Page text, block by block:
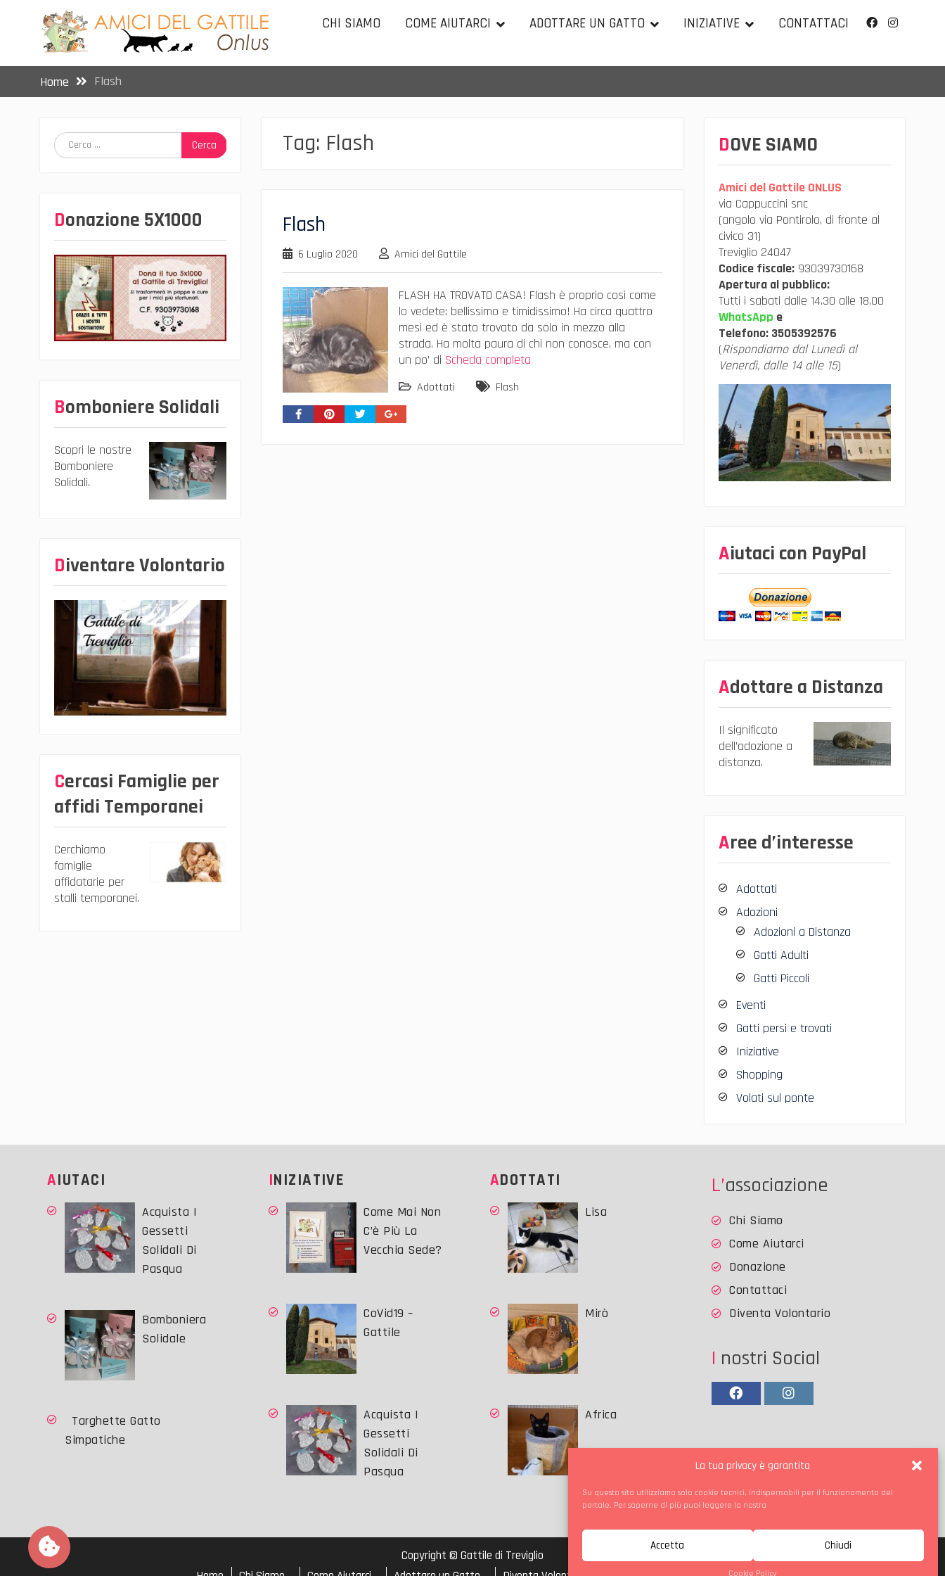
La tua privacy è garantita
Su questo sito utilizziamo solo cookie tecnici, indispensabili per il funzionamento del
portale. Per saperne di più puoi leggere la nostra
Accetta Chiudi
Cookie Policy
CHI SIAMO COME AIUTARCI ADOTTARE UN GATTO INIZIATIVE CONTATTACI
Home Flash
Tag: Flash
Flash
6 Luglio 2020 Amici del Gattile
FLASH HA TROVATO CASA! Flash è proprio così come
lo vedete: bellissimo e timidissimo! Ha circa quattro
mesi ed è stato trovato da solo in mezzo alla
strada. Ha molta paura di chi non conosce, ma con
un po’ di Scheda completa
Adottati Flash
DOVE SIAMO
Amici del Gattile ONLUS
via Cappuccini snc
(angolo via Pontirolo, di fronte al
civico 31)
Treviglio 24047
Codice fiscale: 93039730168
Apertura al pubblico:
Tutti i sabati dalle 14.30 alle 18.00
WhatsApp e
Telefono: 3505392576
(Rispondiamo dal Lunedì al
Venerdì, dalle 14 alle 15)
Aiutaci con PayPal
Adottare a Distanza
Il significato
dell’adozione a
distanza.
Aree d’interesse
Adottati
Adozioni
Adozioni a Distanza
Gatti Adulti
Gatti Piccoli
Eventi
Gatti persi e trovati
Iniziative
Shopping
Volati sul ponte
Ricerca
per:
Donazione 5X1000
Bomboniere Solidali
Scopri le nostre
Bomboniere
Solidali.
Diventare Volontario
Cercasi Famiglie per
affidi Temporanei
Cerchiamo
famiglie
affidatarie per
stalli temporanei.
AIUTACI
Acquista I
Gessetti
Solidali Di
Pasqua
Bomboniera
Solidale
Targhette Gatto
Simpatiche
INIZIATIVE
Come Mai Non
C’è Più La
Vecchia Sede?
CoVid19 –
Gattile
Acquista I
Gessetti
Solidali Di
Pasqua
ADOTTATI
Lisa
Mirò
Africa
L’associazione
Chi Siamo
Come Aiutarci
Donazione
Contattaci
Diventa Volontario
I nostri Social
Copyright © Gattile di Treviglio